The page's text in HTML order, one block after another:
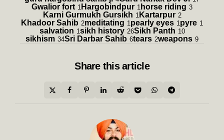
Gwalior fort 1 Hargobindpur 1 horse riding 3
Karni Gurmukh Gursikh 1 Kartarpur 2
Khadoor Sahib 2meditating 1 pearly eyes 1 pyre 1
salvation 1 sikh history 26Sikh Panth 10
sikhism 34Sri Darbar Sahib 6tears 2weapons 9
Share this article